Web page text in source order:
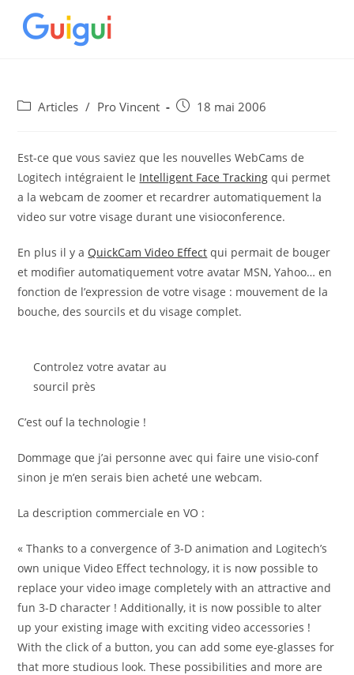
PostArticles / Pro Vincent
Post18 mai 2006
Est-ce que vous saviez que les nouvelles WebCams de
Logitech intégraient le Intelligent Face Tracking qui permet
a la webcam de zoomer et recardrer automatiquement la
video sur votre visage durant une visioconference.
En plus il y a QuickCam Video Effect qui permait de bouger
et modifier automatiquement votre avatar MSN, Yahoo… en
fonction de l’expression de votre visage : mouvement de la
bouche, des sourcils et du visage complet.
Controlez votre avatar au
sourcil près
C’est ouf la technologie !
Dommage que j’ai personne avec qui faire une visio-conf
sinon je m’en serais bien acheté une webcam.
La description commerciale en VO :
« Thanks to a convergence of 3-D animation and Logitech’s
own unique Video Effect technology, it is now possible to
replace your video image completely with an attractive and
fun 3-D character ! Additionally, it is now possible to alter
up your existing image with exciting video accessories !
With the click of a button, you can add some eye-glasses for
that more studious look. These possibilities and more are